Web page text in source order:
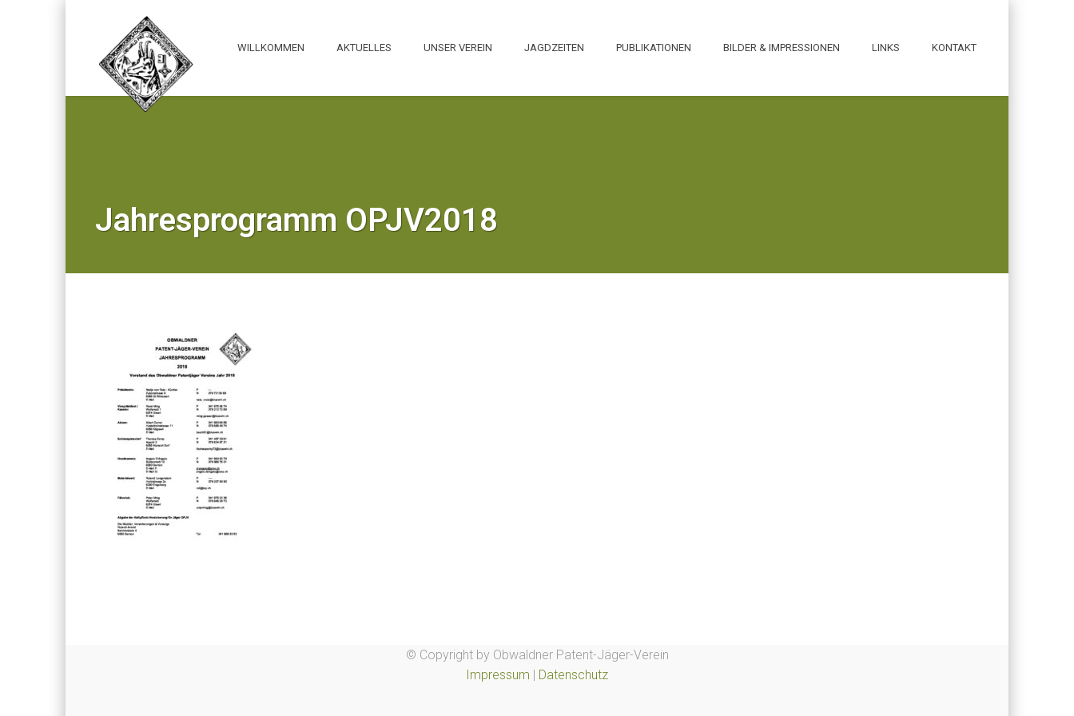
WILLKOMMEN AKTUELLES UNSER VEREIN JAGDZEITEN PUBLIKATIONEN BILDER & IMPRESSIONEN LINKS KONTAKT
Jahresprogramm OPJV2018
© Copyright by Obwaldner Patent-Jäger-Verein
Impressum | Datenschutz